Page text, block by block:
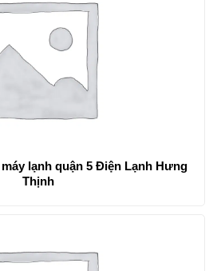
lạnh quận 5 Điện Lạnh Hưng
Thịnh